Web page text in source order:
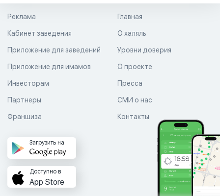
Главная
О халяль
Уровни доверия
Реклама
Кабинет заведения
Приложение для заведений
Приложение для имамов О проекте
Пресса
СМИ о нас
Контакты
Инвесторам
Партнеры
Франшиза
Загрузить на
Доступно в
App Store